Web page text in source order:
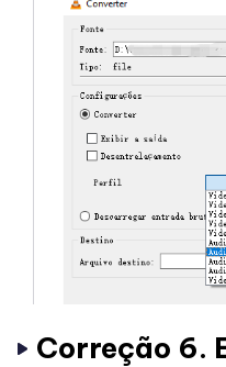
Correção 6.